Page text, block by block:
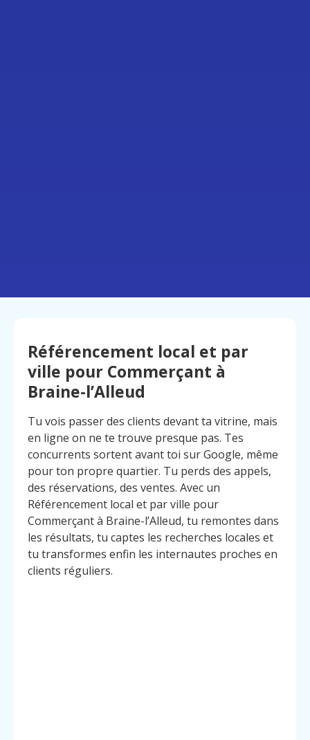
Référencement local et par
ville pour Commerçant à
Braine-l’Alleud
Tu vois passer des clients devant ta vitrine, mais
en ligne on ne te trouve presque pas. Tes
concurrents sortent avant toi sur Google, même
pour ton propre quartier. Tu perds des appels,
des réservations, des ventes. Avec un
Référencement local et par ville pour
Commerçant à Braine-l’Alleud, tu remontes dans
les résultats, tu captes les recherches locales et
tu transformes enfin les internautes proches en
clients réguliers.